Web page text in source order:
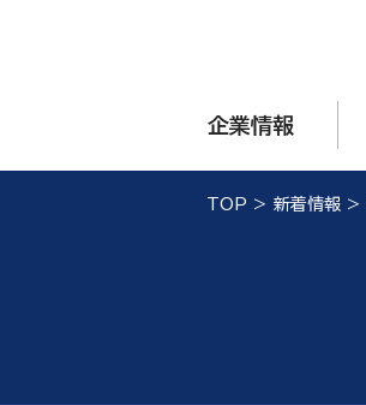
企業情報
TOP > 新着情報 >